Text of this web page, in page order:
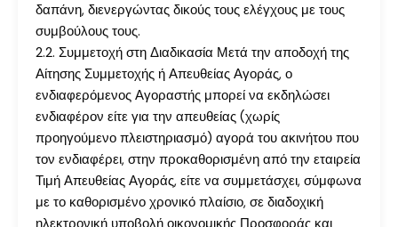
δαπάνη, διενεργώντας δικούς τους ελέγχους με τους
συμβούλους τους.
2.2. Συμμετοχή στη Διαδικασία Μετά την αποδοχή της
Αίτησης Συμμετοχής ή Απευθείας Αγοράς, ο
ενδιαφερόμενος Αγοραστής μπορεί να εκδηλώσει
ενδιαφέρον είτε για την απευθείας (χωρίς
προηγούμενο πλειστηριασμό) αγορά του ακινήτου που
τον ενδιαφέρει, στην προκαθορισμένη από την εταιρεία
Τιμή Απευθείας Αγοράς, είτε να συμμετάσχει, σύμφωνα
με το καθορισμένο χρονικό πλαίσιο, σε διαδοχική